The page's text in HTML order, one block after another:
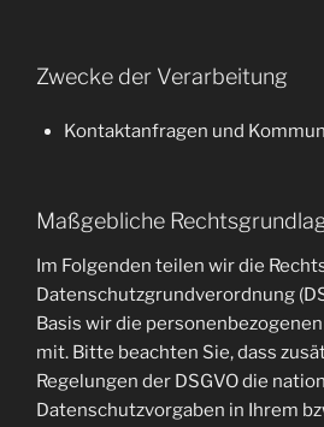
Zwecke der Verarbeitung
Kontaktanfragen und
Maßgebliche
Im Folgenden teilen wir die
Datenschutzgrundverordnung
Basis wir die
mit. Bitte beachten Sie, dass
Regelungen der DSGVO die
Datenschutzvorgaben in Ihrem